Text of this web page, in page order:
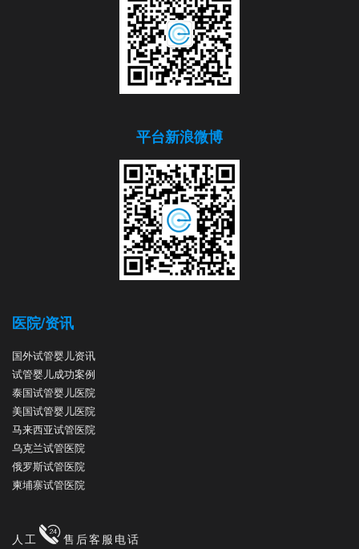
平台新浪微博
医院/资讯
国外试管婴儿资讯
试管婴儿成功案例
泰国试管婴儿医院
美国试管婴儿医院
马来西亚试管医院
乌克兰试管医院
俄罗斯试管医院
柬埔寨试管医院
人工 售后客服电话